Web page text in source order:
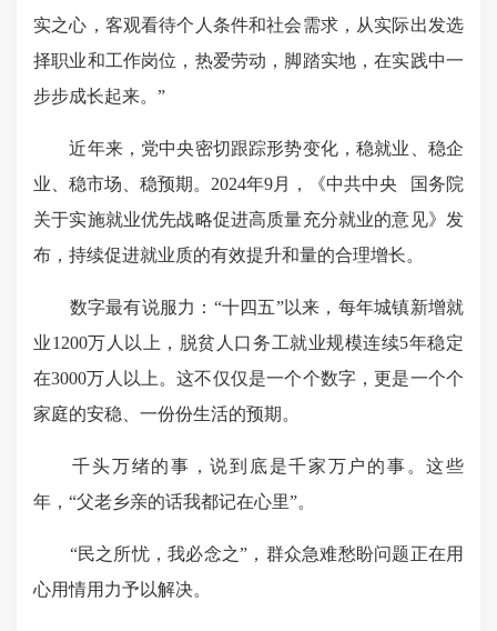
实之心，客观看待个人条件和社会需求，从实际出发选
择职业和工作岗位，热爱劳动，脚踏实地，在实践中一
步步成长起来。”
近年来，党中央密切跟踪形势变化，稳就业、稳企
业、稳市场、稳预期。2024年9月，《中共中央 国务院
关于实施就业优先战略促进高质量充分就业的意见》发
布，持续促进就业质的有效提升和量的合理增长。
数字最有说服力：“十四五”以来，每年城镇新增就
业1200万人以上，脱贫人口务工就业规模连续5年稳定
在3000万人以上。这不仅仅是一个个数字，更是一个个
家庭的安稳、一份份生活的预期。
千头万绪的事，说到底是千家万户的事。这些
年，“父老乡亲的话我都记在心里”。
“民之所忧，我必念之”，群众急难愁盼问题正在用
心用情用力予以解决。